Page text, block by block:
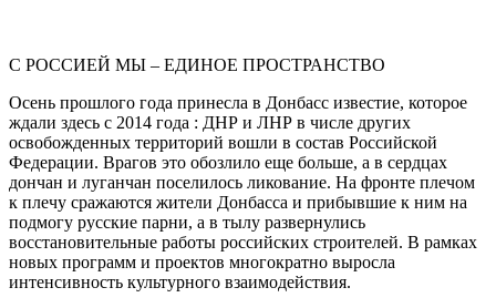
С РОССИЕЙ МЫ – ЕДИНОЕ ПРОСТРАНСТВО
Осень прошлого года принесла в Донбасс известие, которое
ждали здесь с 2014 года : ДНР и ЛНР в числе других
освобожденных территорий вошли в состав Российской
Федерации. Врагов это обозлило еще больше, а в сердцах
дончан и луганчан поселилось ликование. На фронте плечом
к плечу сражаются жители Донбасса и прибывшие к ним на
подмогу русские парни, а в тылу развернулись
восстановительные работы российских строителей. В рамках
новых программ и проектов многократно выросла
интенсивность культурного взаимодействия.